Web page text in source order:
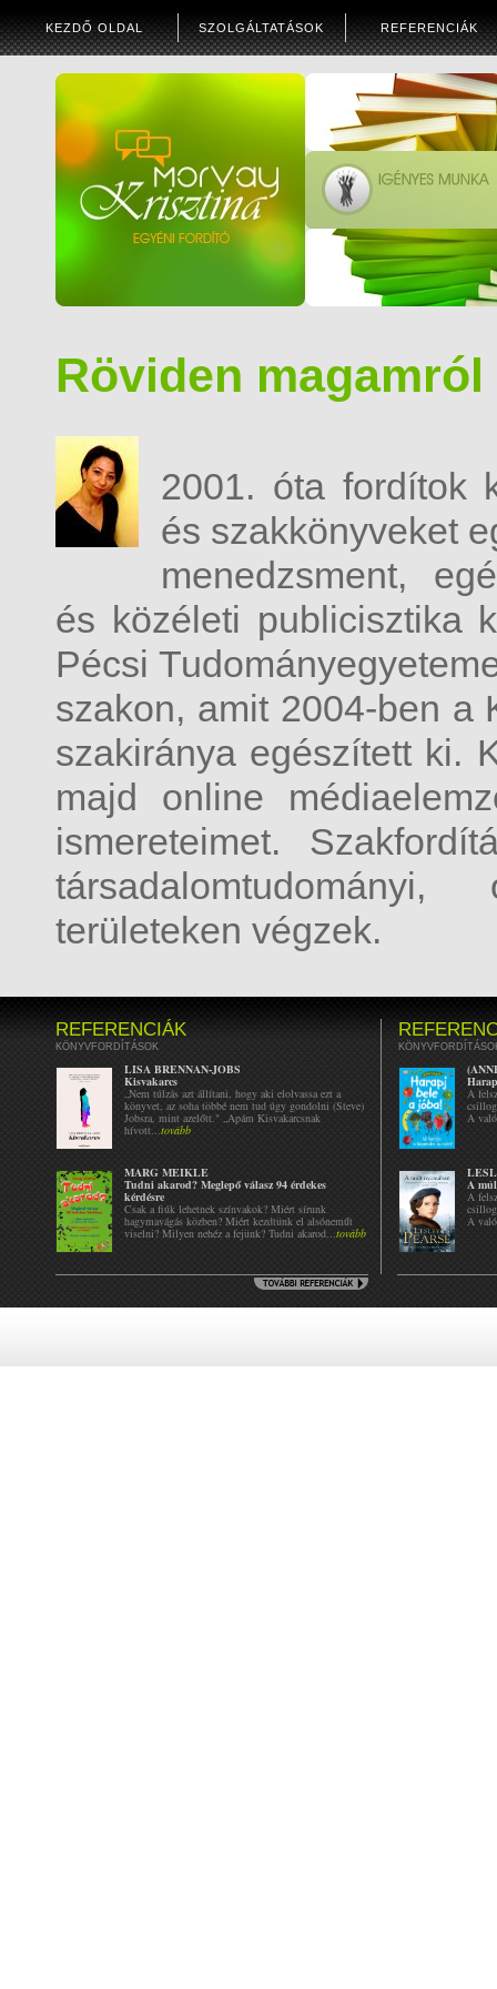
KEZDŐ OLDAL SZOLGÁLTATÁSOK REFERENCIÁK
Röviden magamról
2001. óta fordítok
és szakkönyveket
menedzsment,
és közéleti publicisztika
Pécsi
szakon, amit 2004-ben a
szakiránya egészített ki.
majd online
ismereteimet.
területeken végzek.
REFERENCIÁK
KÖNYVFORDÍTÁSOK
LISA BRENNAN-JOBS
Kisvakarcs
„Nem túlzás azt állítani, hogy aki elolvassa ezt a
könyvet, az soha többé nem tud úgy gondolni (Steve)
Jobsra, mint azelőtt." „Apám Kisvakarcsnak
hívott...tovább
MARG MEIKLE
Tudni akarod? Meglepő válasz 94 érdekes
kérdésre
Csak a fiúk lehetnek színvakok? Miért sírunk
hagymavágás közben? Miért kezdtünk el alsóneműt
viselni? Milyen nehéz a fejünk? Tudni akarod...tovább
A
A
A
A
A